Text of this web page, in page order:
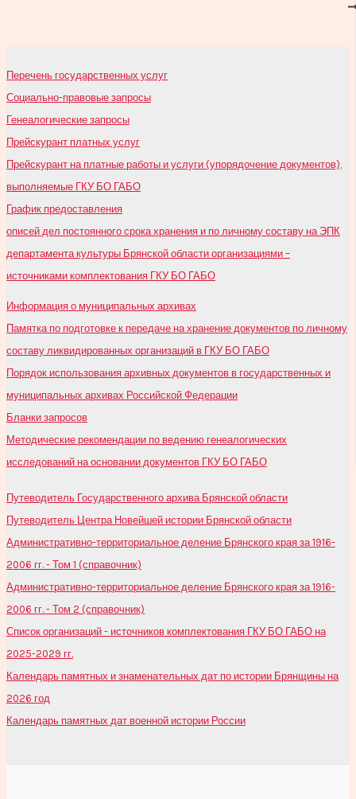
Перечень государственных услуг
Социально-правовые запросы
Генеалогические запросы
Прейскурант платных услуг
Прейскурант на платные работы и услуги (упорядочение документов),
выполняемые ГКУ БО ГАБО
График предоставления
описей дел постоянного срока хранения и по личному составу на ЭПК
департамента культуры Брянской области организациями –
источниками комплектования ГКУ БО ГАБО
Информация о муниципальных архивах
Памятка по подготовке к передаче на хранение документов по личному
составу ликвидированных организаций в ГКУ БО ГАБО
Порядок использования архивных документов в государственных и
муниципальных архивах Российской Федерации
Бланки запросов
Методические рекомендации по ведению генеалогических
исследований на основании документов ГКУ БО ГАБО
Путеводитель Государственного архива Брянской области
Путеводитель Центра Новейшей истории Брянской области
Административно-территориальное деление Брянского края за 1916-
2006 гг. - Том 1 (справочник)
Административно-территориальное деление Брянского края за 1916-
2006 гг. - Том 2 (справочник)
Список организаций - источников комплектования ГКУ БО ГАБО на
2025-2029 гг.
Календарь памятных и знаменательных дат по истории Брянщины на
2026 год
Календарь памятных дат военной истории России